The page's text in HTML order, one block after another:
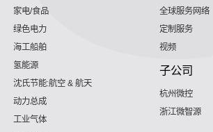
家电/食品
绿色电力
海工船舶
氢能源
沈氏节能:航空 & 航天
动力总成
工业气体
全球服务网络
定制服务
视频
子公司
杭州微控
浙江微智源